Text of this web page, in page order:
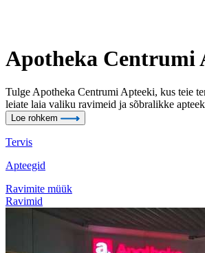
Apotheka Centrumi
Tulge Apotheka Centrumi Apteeki, kus teie
leiate laia valiku ravimeid ja sõbralikke
Loe rohkem
Tervis
Apteegid
Ravimite müük
Ravimid